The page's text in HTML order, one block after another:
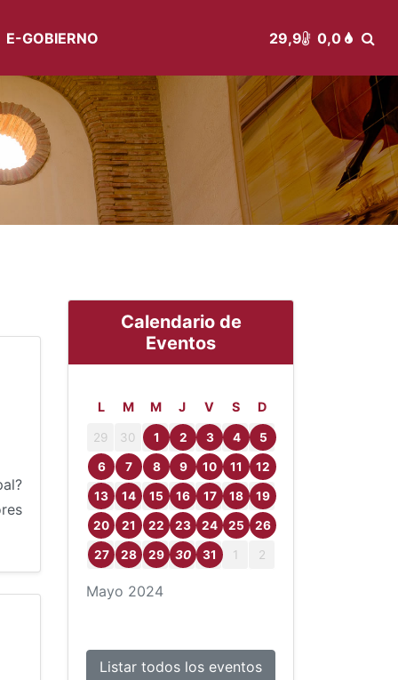
E-GOBIERNO 29,9 0,0
Calendario de
Eventos
Mayo 2024
L M M J V S D
29 30 1 2 3 4 5
6 7 8 9 10 11 12
13 14 15 16 17 18 19
20 21 22 23 24 25 26
27 28 29 30 31 1 2
Listar todos los eventos